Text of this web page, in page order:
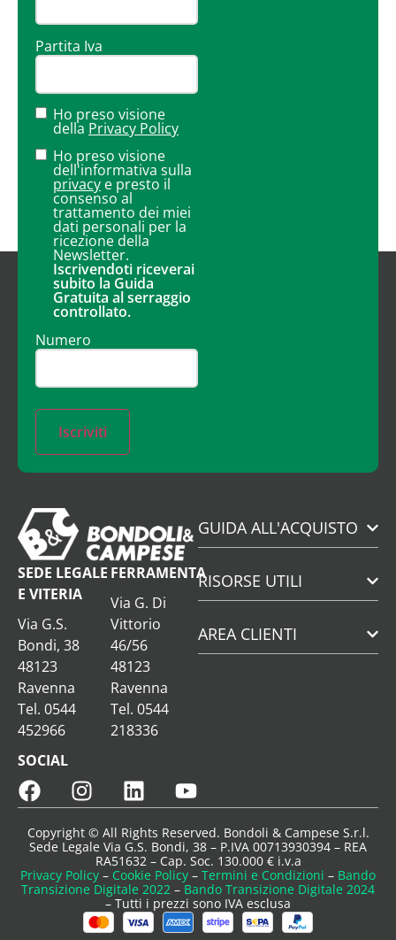
Partita Iva
Ho preso visione
della Privacy Policy
Ho preso visione
dell'informativa sulla
privacy e presto il
consenso al
trattamento dei miei
dati personali per la
ricezione della
Newsletter.
Iscrivendoti riceverai
subito la Guida
Gratuita al serraggio
controllato.
Numero
Iscriviti
SEDE LEGALE
E VITERIA
Via G.S.
Bondi, 38
48123
Ravenna
Tel. 0544
452966
FERRAMENTA
Via G. Di
Vittorio
46/56
48123
Ravenna
Tel. 0544
218336
SOCIAL
GUIDA ALL'ACQUISTO
RISORSE UTILI
AREA CLIENTI
Copyright © All Rights Reserved. Bondoli & Campese S.r.l.
Sede Legale Via G.S. Bondi, 38 – P.IVA 00713930394 – REA
RA51632 – Cap. Soc. 130.000 € i.v.a
Privacy Policy – Cookie Policy – Termini e Condizioni – Bando
Transizione Digitale 2022 – Bando Transizione Digitale 2024
– Tutti i prezzi sono IVA esclusa